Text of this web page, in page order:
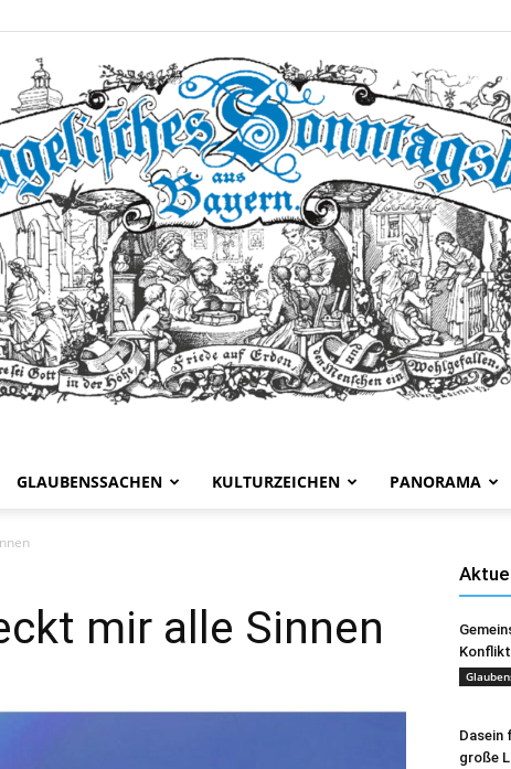
GLAUBENSSACHEN KULTURZEICHEN PANORAMA
mir alle Sinnen
Dasein
große